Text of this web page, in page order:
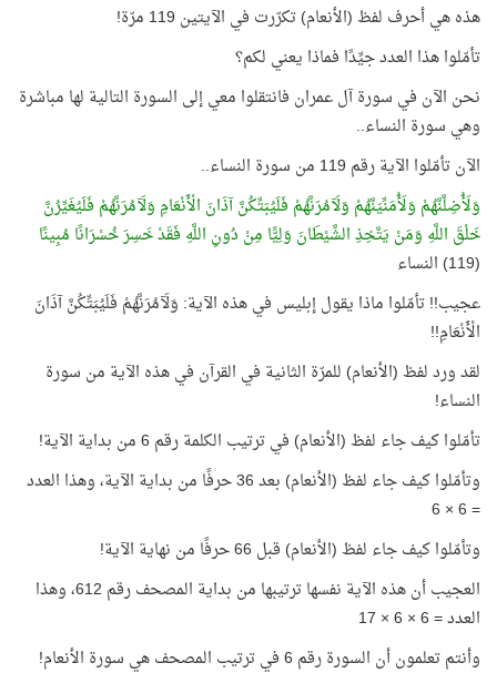
هذه هي أحرف لفظ (الأنعام) تكرّرت في الآيتين 119 مرّة!
تأمّلوا هذا العدد جيِّدًا فماذا يعني لكم؟
نحن الآن في سورة آل عمران فانتقلوا معي إلى السورة التالية لها مباشرة
وهي سورة النساء..
الآن تأمّلوا الآية رقم 119 من سورة النساء..
وَلَأُضِلَّنَّهُمْ وَلَأُمَنِّيَنَّهُمْ وَلَآمُرَنَّهُمْ فَلَيُبَتِّكُنَّ آذَانَ الْأَنْعَامِ وَلَآمُرَنَّهُمْ فَلَيُغَيِّرُنَّ
خَلْقَ اللَّهِ وَمَنْ يَتَّخِذِ الشَّيْطَانَ وَلِيًّا مِنْ دُونِ اللَّهِ فَقَدْ خَسِرَ خُسْرَانًا مُبِينًا
(119) النساء
عجيب!! تأمّلوا ماذا يقول إبليس في هذه الآية: وَلَآمُرَنَّهُمْ فَلَيُبَتِّكُنَّ آذَانَ
الْأَنْعَامِ!!
لقد ورد لفظ (الأنعام) للمرّة الثانية في القرآن في هذه الآية من سورة
النساء!
تأمّلوا كيف جاء لفظ (الأنعام) في ترتيب الكلمة رقم 6 من بداية الآية!
وتأمّلوا كيف جاء لفظ (الأنعام) بعد 36 حرفًا من بداية الآية، وهذا العدد
= 6 × 6
وتأمّلوا كيف جاء لفظ (الأنعام) قبل 66 حرفًا من نهاية الآية!
العجيب أن هذه الآية نفسها ترتيبها من بداية المصحف رقم 612، وهذا
العدد = 6 × 6 × 17
وأنتم تعلمون أن السورة رقم 6 في ترتيب المصحف هي سورة الأنعام!